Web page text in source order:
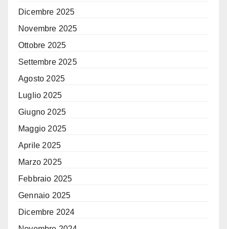
Dicembre 2025
Novembre 2025
Ottobre 2025
Settembre 2025
Agosto 2025
Luglio 2025
Giugno 2025
Maggio 2025
Aprile 2025
Marzo 2025
Febbraio 2025
Gennaio 2025
Dicembre 2024